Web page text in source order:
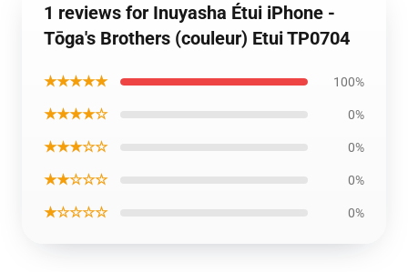
1 reviews for Inuyasha Étui iPhone -
Tōga's Brothers (couleur) Etui TP0704
★★★★★ 100%
★★★★☆ 0%
★★★☆☆ 0%
★★☆☆☆ 0%
★☆☆☆☆ 0%